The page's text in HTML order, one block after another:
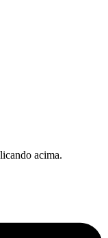
acima.